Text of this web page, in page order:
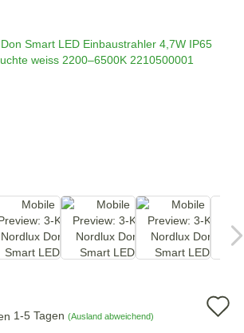
1-5 Tagen (Ausland abweichend)